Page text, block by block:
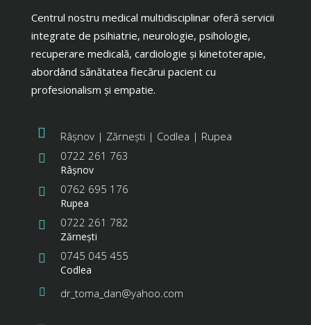
Centrul nostru medical multidisciplinar oferă servicii
integrate de psihiatrie, neurologie, psihologie,
recuperare medicală, cardiologie și kinetoterapie,
abordând sănătatea fiecărui pacient cu
profesionalism și empatie.
Râșnov | Zărnești | Codlea | Rupea
0722 261 763
Râşnov
0762 695 176
Rupea
0722 261 782
Zărneşti
0745 045 455
Codlea
dr_toma_dan@yahoo.com